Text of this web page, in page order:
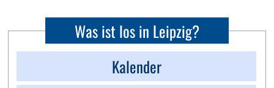
Was ist los in Leipzig?
Kalender